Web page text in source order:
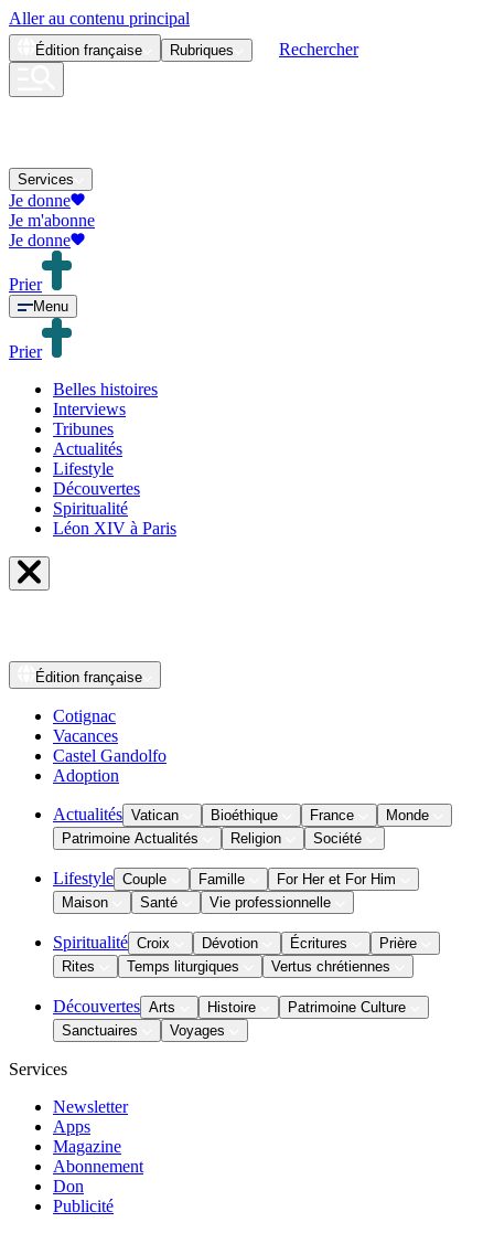
Aller au contenu principal
Édition française Rubriques Rechercher
Services
Je donne
Je m'abonne
Je donne
Prier
Menu
Prier
Belles histoires
Interviews
Tribunes
Actualités
Lifestyle
Découvertes
Spiritualité
Léon XIV à Paris
Édition française
Cotignac
Vacances
Castel Gandolfo
Adoption
Actualités Vatican Bioéthique France
Monde
Patrimoine Actualités
Religion Société
Lifestyle Couple Famille
For Her et For Him
Maison
Santé Vie professionnelle
Spiritualité Croix Dévotion Écritures
Prière
Rites
Temps liturgiques Vertus chrétiennes
Découvertes Arts Histoire
Patrimoine Culture
Sanctuaires
Voyages
Services
Newsletter
Apps
Magazine
Abonnement
Don
Publicité